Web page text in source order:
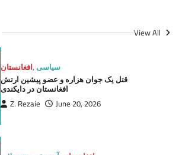
View All
افغانستان,سیاسی
قتل یک جوان هزاره و عضو پیشین ارتش
افغانستان در دایکندی
Z. Rezaie June 20, 2026